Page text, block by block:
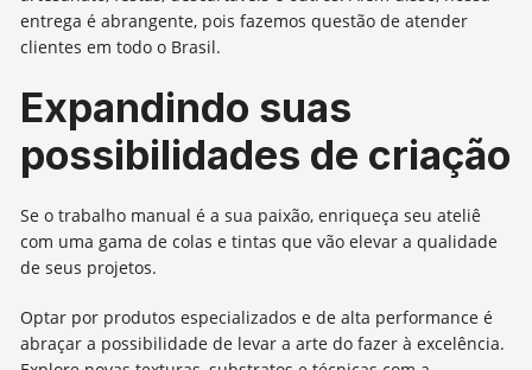
entrega é abrangente, pois fazemos questão de atender
clientes em todo o Brasil.
Expandindo suas
possibilidades de criação
Se o trabalho manual é a sua paixão, enriqueça seu ateliê
com uma gama de colas e tintas que vão elevar a qualidade
de seus projetos.
Optar por produtos especializados e de alta performance é
abraçar a possibilidade de levar a arte do fazer à excelência.